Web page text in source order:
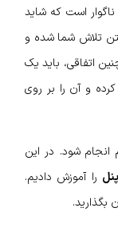
است که شاید
تلاش شما شده و
اتفاقی، باید یک
و آن را بر روی
شود. در این
را آموزش دادیم.
بگذارید.